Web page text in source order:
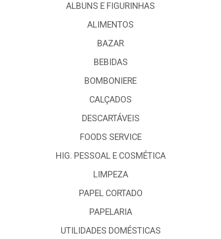
ALBUNS E FIGURINHAS
ALIMENTOS
BAZAR
BEBIDAS
BOMBONIERE
CALÇADOS
DESCARTÁVEIS
FOODS SERVICE
HIG. PESSOAL E COSMÉTICA
LIMPEZA
PAPEL CORTADO
PAPELARIA
UTILIDADES DOMÉSTICAS